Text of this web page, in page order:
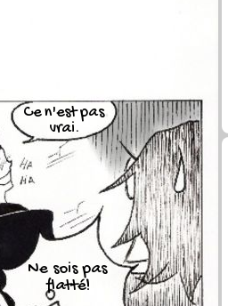
Ce n'est pas
vrai.
Ne sois pas
flatté!